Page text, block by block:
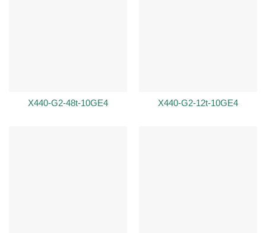
X440-G2-48t-10GE4 X440-G2-12t-10GE4